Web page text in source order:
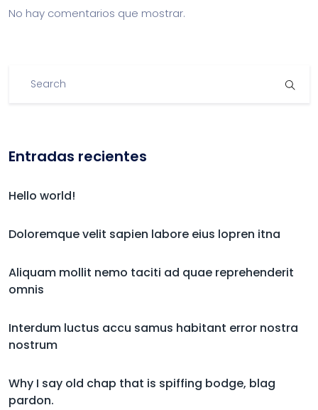
No hay comentarios que mostrar.
Entradas recientes
Hello world!
Doloremque velit sapien labore eius lopren itna
Aliquam mollit nemo taciti ad quae reprehenderit
omnis
Interdum luctus accu samus habitant error nostra
nostrum
Why I say old chap that is spiffing bodge, blag
pardon.